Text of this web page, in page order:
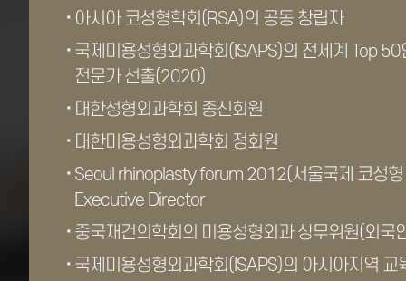
아시아 코성형학회(RSA)의 공동 창립자
국제미용성형외과학회(ISAPS)의 전세계 Top 50
전문가 선출(2020)
대한성형외과학회 종신회원
대한미용성형외과학회 정회원
Seoul rhinoplasty forum 2012(서울국제 코성형
Executive Director
중국재건의학회의 미용성형외과 상무위원(외국
국제미용성형외과학회(ISAPS)의 아시아지역 교